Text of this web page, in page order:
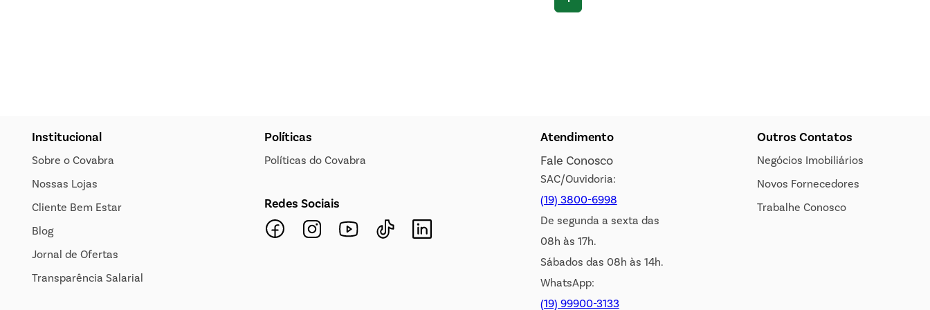
Institucional
Sobre o Covabra
Nossas Lojas
Cliente Bem Estar
Blog
Jornal de Ofertas
Transparência Salarial
Políticas
Políticas do Covabra
Redes Sociais
Atendimento
Fale Conosco
SAC/Ouvidoria:
(19) 3800-6998
De segunda a sexta das
08h às 17h.
Sábados das 08h às 14h.
WhatsApp:
(19) 99900-3133
Outros Contatos
Negócios Imobiliários
Novos Fornecedores
Trabalhe Conosco